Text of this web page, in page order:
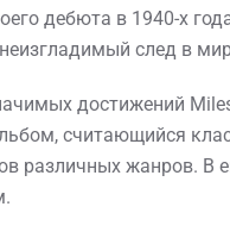
дебюта в 1940-х
след в
достижений
считающийся
различных жанров. В